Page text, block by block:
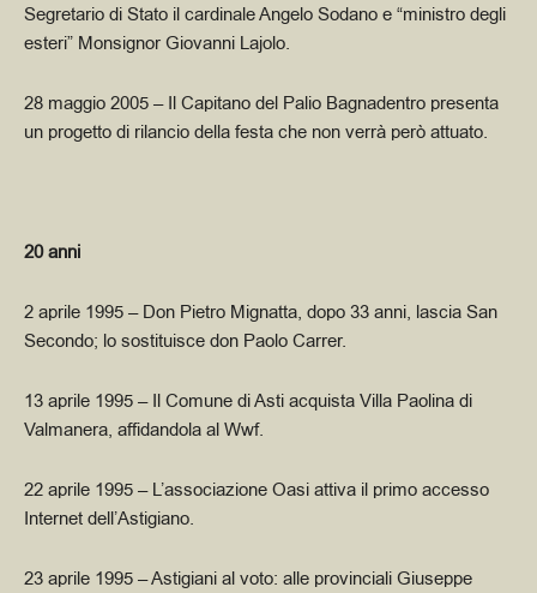
Segretario di Stato il cardinale Angelo Sodano e “ministro degli
esteri” Monsignor Giovanni Lajolo.
28 maggio 2005 – Il Capitano del Palio Bagnadentro presenta
un progetto di rilancio della festa che non verrà però attuato.
20 anni
2 aprile 1995 – Don Pietro Mignatta, dopo 33 anni, lascia San
Secondo; lo sostituisce don Paolo Carrer.
13 aprile 1995 – Il Comune di Asti acquista Villa Paolina di
Valmanera, affidandola al Wwf.
22 aprile 1995 – L’associazione Oasi attiva il primo accesso
Internet dell’Astigiano.
23 aprile 1995 – Astigiani al voto: alle provinciali Giuseppe